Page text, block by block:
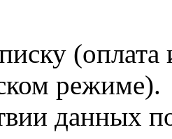
режиме).
данных